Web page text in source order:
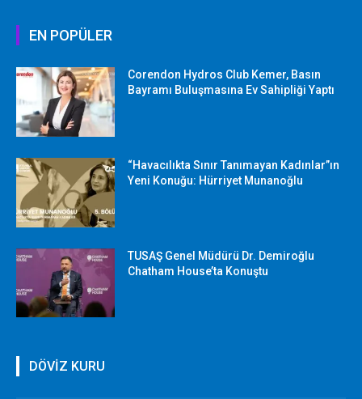
EN POPÜLER
Corendon Hydros Club Kemer, Basın
Bayramı Buluşmasına Ev Sahipliği Yaptı
“Havacılıkta Sınır Tanımayan Kadınlar”ın
Yeni Konuğu: Hürriyet Munanoğlu
TUSAŞ Genel Müdürü Dr. Demiroğlu
Chatham House’ta Konuştu
DÖVİZ KURU